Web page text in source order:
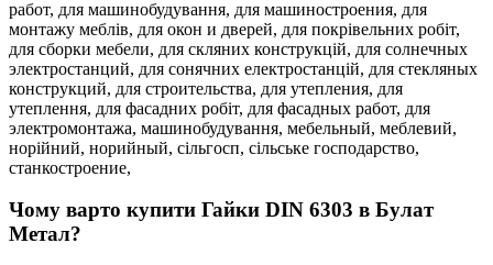
работ, для машинобудування, для машиностроения, для
монтажу меблів, для окон и дверей, для покрівельних робіт,
для сборки мебели, для скляних конструкцій, для солнечных
электростанций, для сонячних електростанцій, для стекляных
конструкций, для строительства, для утепления, для
утеплення, для фасадних робіт, для фасадных работ, для
электромонтажа, машинобудування, мебельный, меблевий,
норійний, норийный, сільгосп, сільське господарство,
станкостроение,
Чому варто купити Гайки DIN 6303 в Булат
Метал?